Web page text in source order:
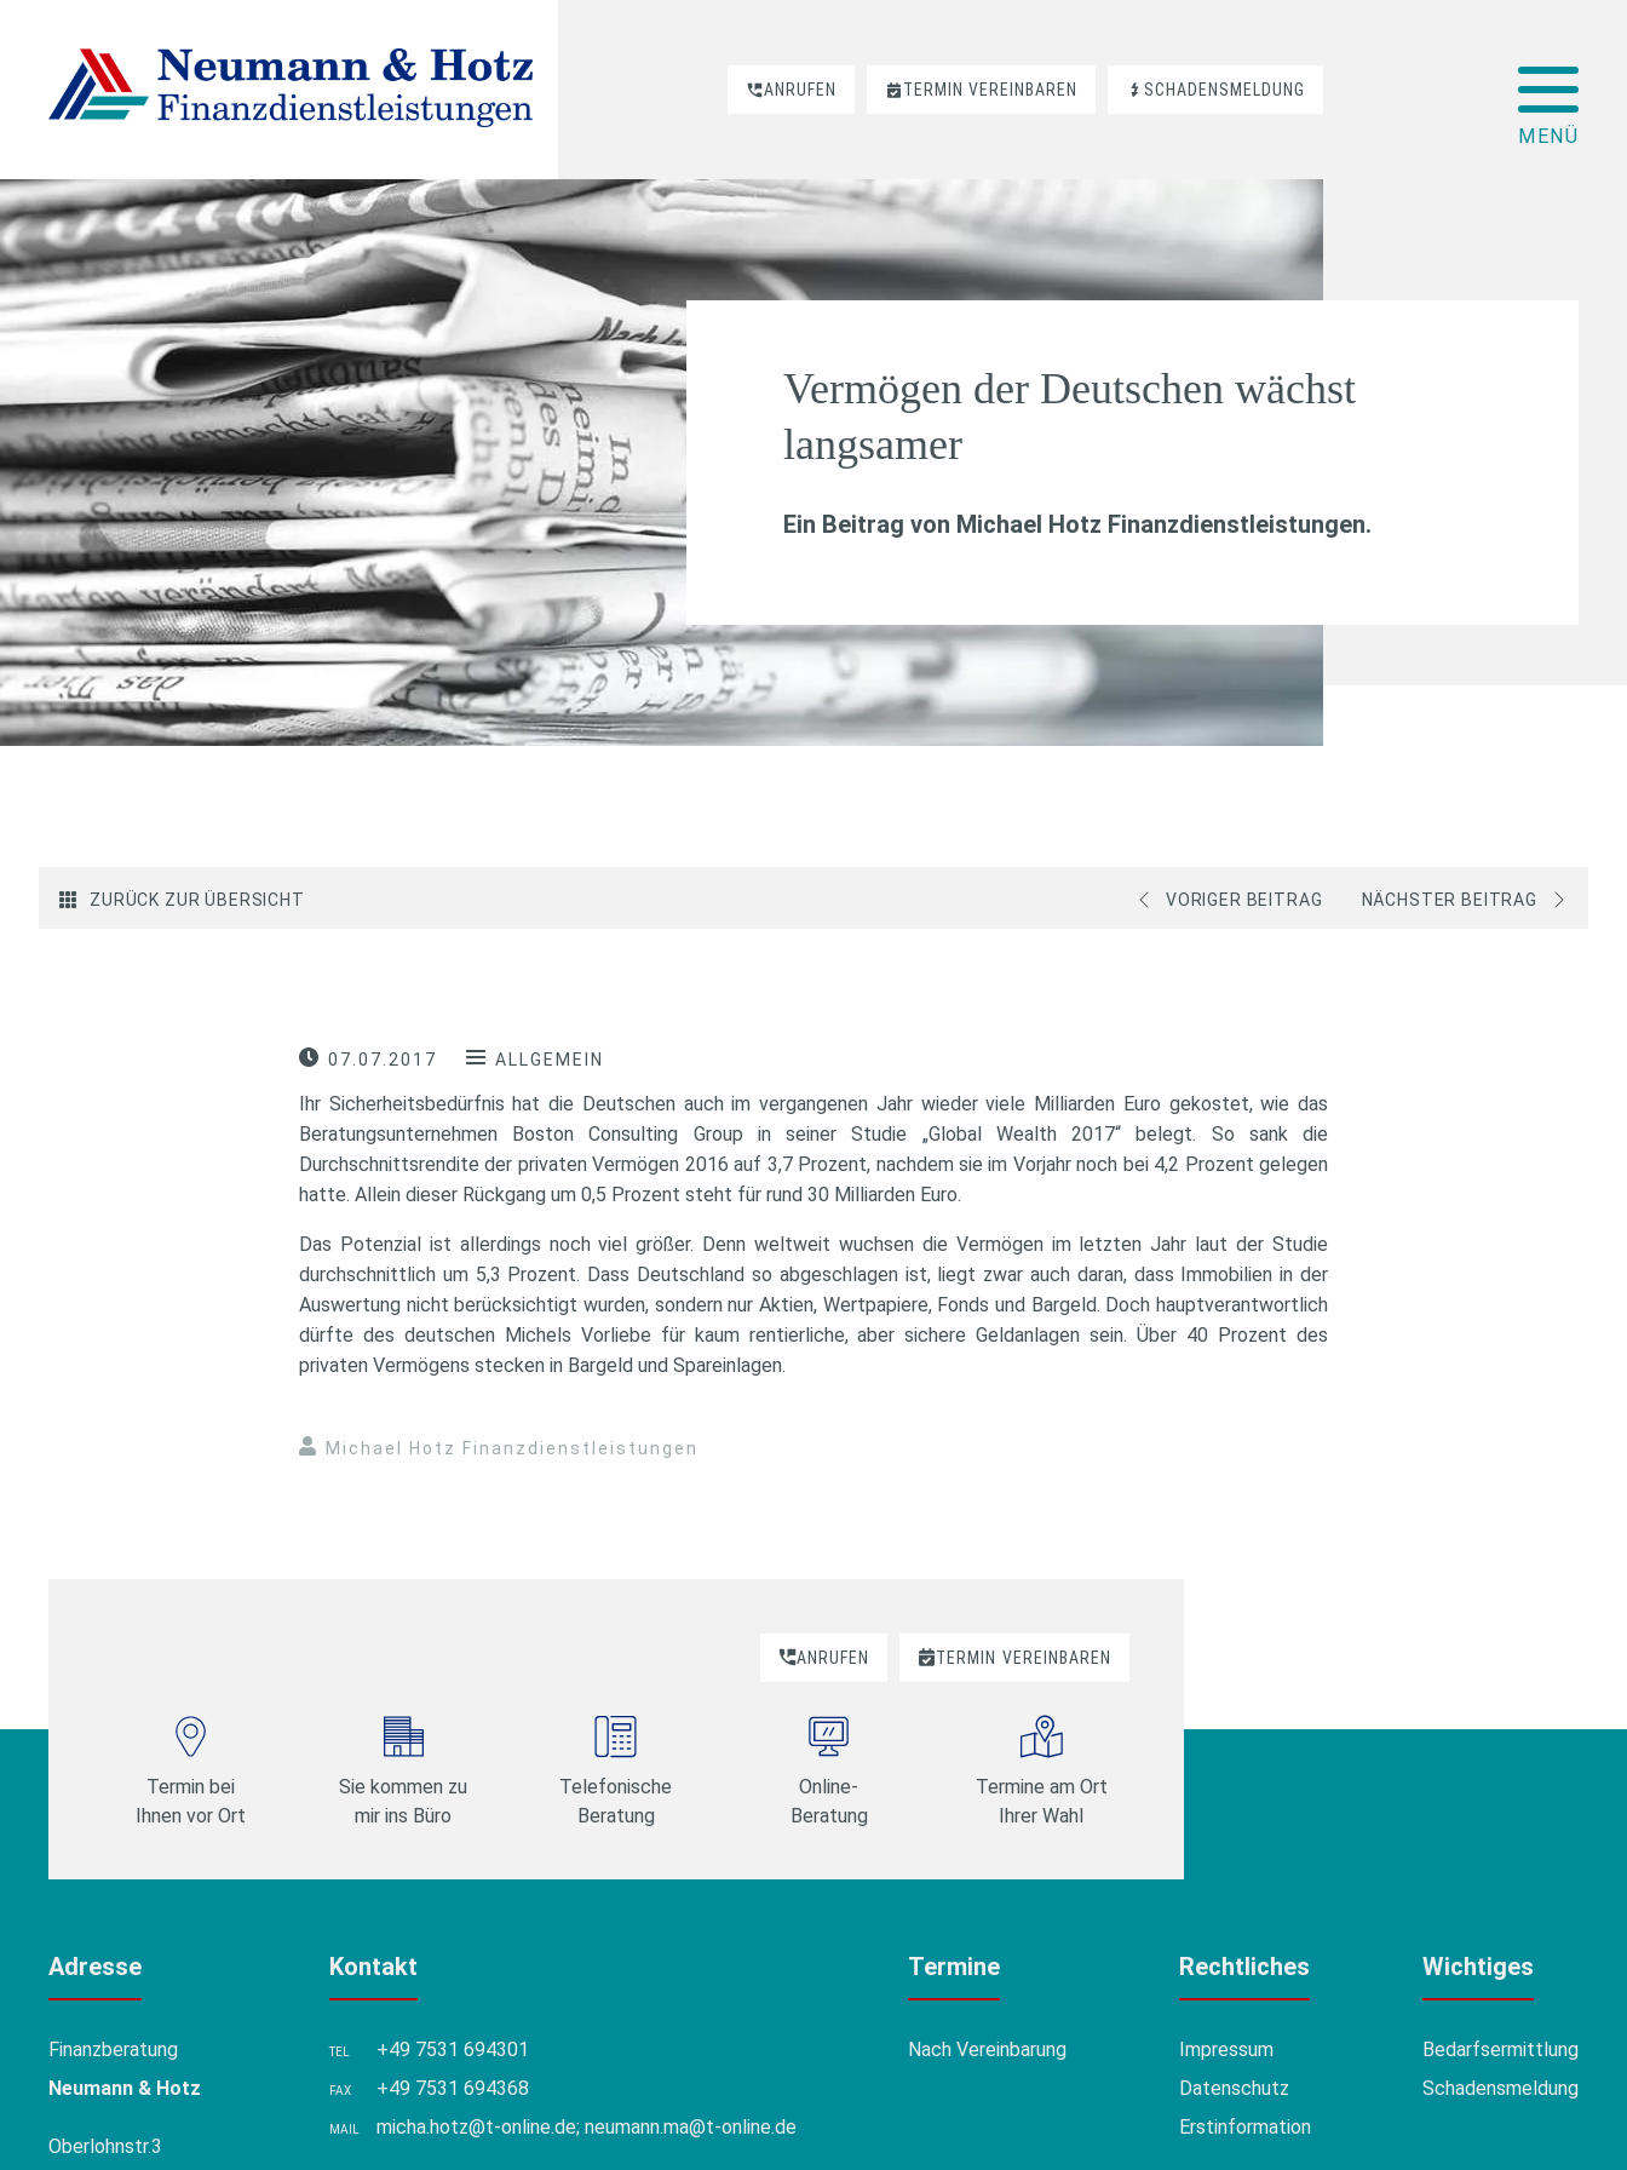
ANRUFEN TERMIN VEREINBAREN SCHADENSMELDUNG
Vermögen der Deutschen wächst
langsamer
Ein Beitrag von Michael Hotz Finanzdienstleistungen.
ZURÜCK ZUR ÜBERSICHT VORIGER BEITRAG NÄCHSTER BEITRAG
07.07.2017 ALLGEMEIN
Ihr Sicherheitsbedürfnis hat die Deutschen auch im vergangenen Jahr wieder viele Milliarden Euro gekostet, wie das
Beratungsunternehmen Boston Consulting Group in seiner Studie „Global Wealth 2017“ belegt. So sank die
Durchschnittsrendite der privaten Vermögen 2016 auf 3,7 Prozent, nachdem sie im Vorjahr noch bei 4,2 Prozent gelegen
hatte. Allein dieser Rückgang um 0,5 Prozent steht für rund 30 Milliarden Euro.
Das Potenzial ist allerdings noch viel größer. Denn weltweit wuchsen die Vermögen im letzten Jahr laut der Studie
durchschnittlich um 5,3 Prozent. Dass Deutschland so abgeschlagen ist, liegt zwar auch daran, dass Immobilien in der
Auswertung nicht berücksichtigt wurden, sondern nur Aktien, Wertpapiere, Fonds und Bargeld. Doch hauptverantwortlich
dürfte des deutschen Michels Vorliebe für kaum rentierliche, aber sichere Geldanlagen sein. Über 40 Prozent des
privaten Vermögens stecken in Bargeld und Spareinlagen.
Michael Hotz Finanzdienstleistungen
ANRUFEN TERMIN VEREINBAREN
Termin bei
Ihnen vor Ort
Sie kommen zu
mir ins Büro
Telefonische
Beratung
Online-
Beratung
Termine am Ort
Ihrer Wahl
Adresse
Finanzberatung
Neumann & Hotz
Oberlohnstr.3
Kontakt
TEL +49 7531 694301
FAX +49 7531 694368
MAIL micha.hotz@t-online.de; neumann.ma@t-online.de
Termine
Nach Vereinbarung
Rechtliches
Impressum
Datenschutz
Erstinformation
Wichtiges
Bedarfsermittlung
Schadensmeldung